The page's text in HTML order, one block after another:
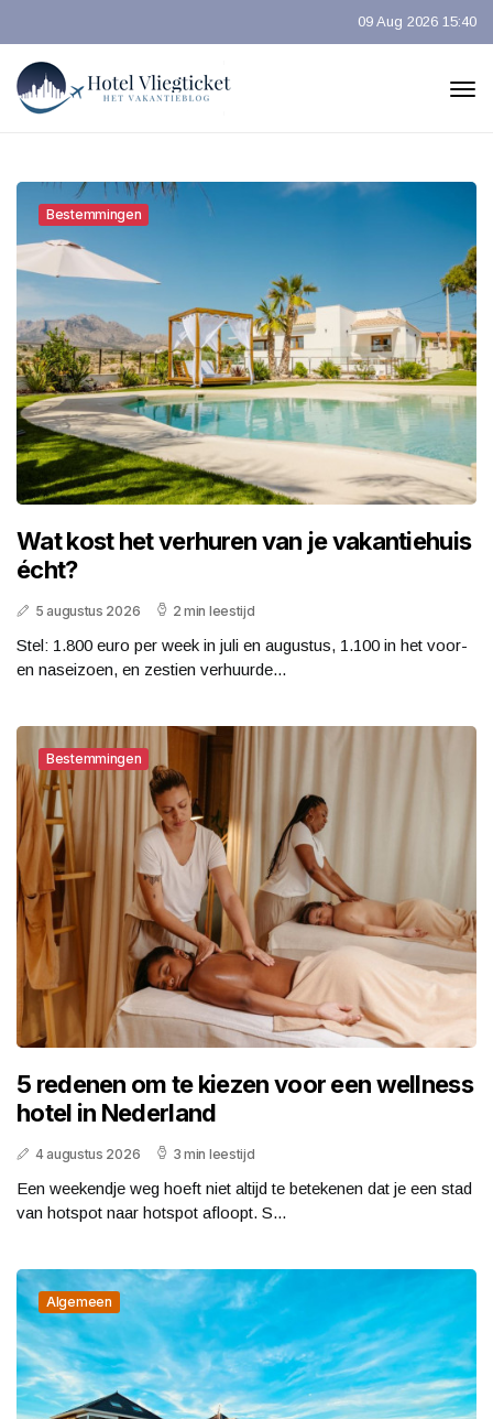
09 Aug 2026 15:40
Bestemmingen
Wat kost het verhuren van je vakantiehuis
écht?
5 augustus 2026 2 min leestijd
Stel: 1.800 euro per week in juli en augustus, 1.100 in het voor-
en naseizoen, en zestien verhuurde...
Bestemmingen
5 redenen om te kiezen voor een wellness
hotel in Nederland
4 augustus 2026 3 min leestijd
Een weekendje weg hoeft niet altijd te betekenen dat je een stad
van hotspot naar hotspot afloopt. S...
Algemeen